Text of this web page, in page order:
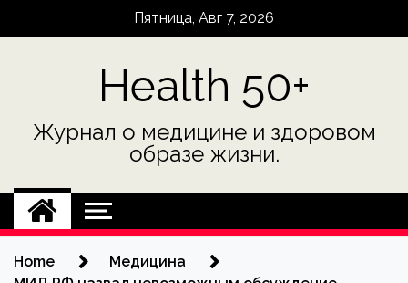
Пятница, Авг 7, 2026
Health 50+
Журнал о медицине и здоровом
образе жизни.
Home
Медицина